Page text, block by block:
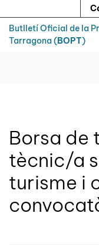
Butlletí Oficial de la
Tarragona (BOPT)
Borsa de
tècnic/a
turisme i